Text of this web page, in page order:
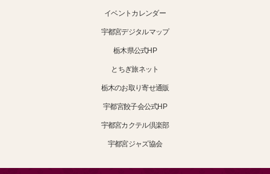
イベントカレンダー
宇都宮デジタルマップ
栃木県公式HP
とちぎ旅ネット
栃木のお取り寄せ通販
宇都宮餃子会公式HP
宇都宮カクテル倶楽部
宇都宮ジャズ協会